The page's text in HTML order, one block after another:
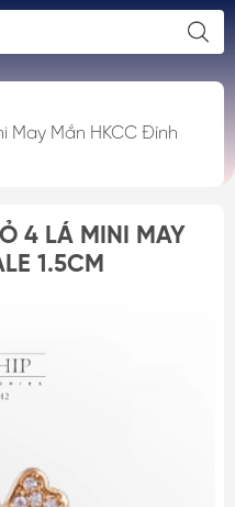
May Mắn HKCC Đính
4 LÁ MINI MAY
1.5CM